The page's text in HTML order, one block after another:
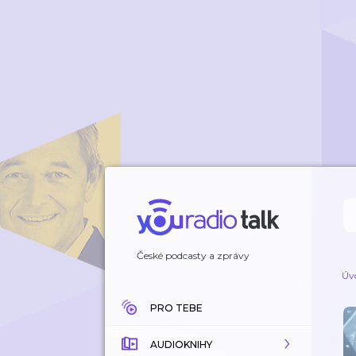
České podcasty a zprávy
PRO TEBE
AUDIOKNIHY